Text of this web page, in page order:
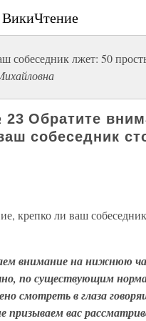
ВикиЧтение
собеседник лжет: 50
Обратите
собеседник
крепко ли ваш
внимание на нижнюю
по существующим
смотреть в глаза
призываем вас